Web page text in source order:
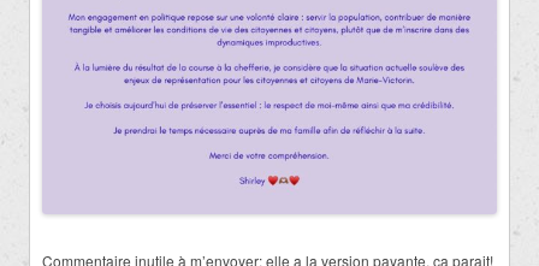
Commentaire inutile à m’envoyer: elle a la version payante, ça parait!